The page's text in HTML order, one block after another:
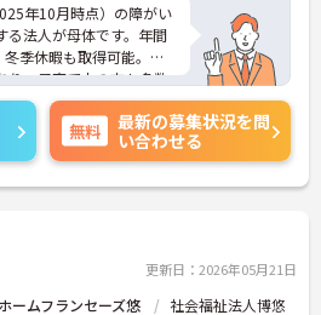
年10月時点）の障がい
る法人が母体です。年間
季休暇も取得可能。産
り、子育て中の方も多数
ランスを大切にしながら
。研修制度や外部勉強会
アップもしっかりサポー
リアマネージャーへのキ
。20代から60代まで幅広
おり、和やかな雰囲気
したい方、福祉の資格
でキャリアを築きたい
無料
最新の募集状況を問
い合わせる
更新日：2026年05月21日
ームフランセーズ悠
社会福祉法人博悠